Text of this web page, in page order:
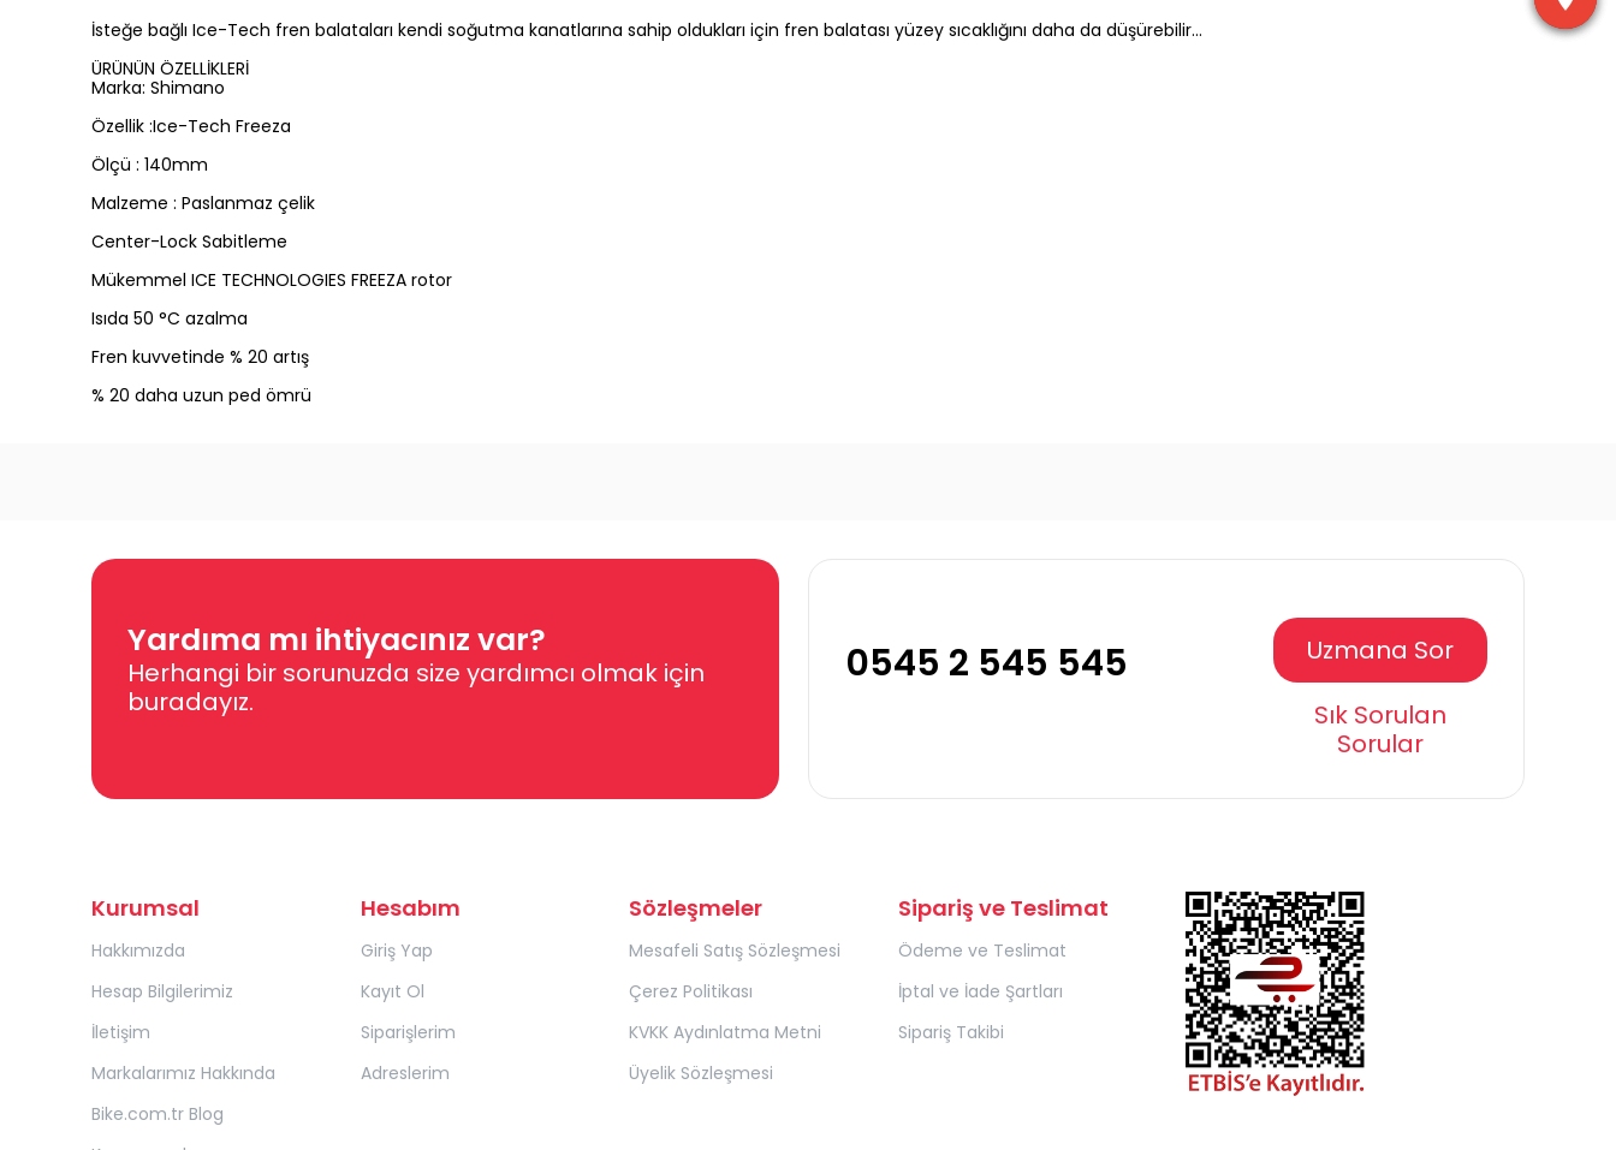
İsteğe bağlı Ice-Tech fren balataları kendi soğutma kanatlarına sahip oldukları için fren balatası yüzey sıcaklığını daha da düşürebilir…
ÜRÜNÜN ÖZELLİKLERİ
Marka: Shimano
Özellik :Ice-Tech Freeza
Ölçü : 140mm
Malzeme : Paslanmaz çelik
Center-Lock Sabitleme
Mükemmel ICE TECHNOLOGIES FREEZA rotor
Isıda 50 °C azalma
Fren kuvvetinde % 20 artış
% 20 daha uzun ped ömrü
Yardıma mı ihtiyacınız var?
Herhangi bir sorunuzda size yardımcı olmak için
buradayız.
0545 2 545 545
Uzmana Sor
Sık Sorulan
Sorular
Kurumsal
Hakkımızda
Hesap Bilgilerimiz
İletişim
Markalarımız Hakkında
Bike.com.tr Blog
Hesabım
Giriş Yap
Kayıt Ol
Siparişlerim
Adreslerim
Sözleşmeler
Mesafeli Satış Sözleşmesi
Çerez Politikası
KVKK Aydınlatma Metni
Üyelik Sözleşmesi
Sipariş ve Teslimat
Ödeme ve Teslimat
İptal ve İade Şartları
Sipariş Takibi